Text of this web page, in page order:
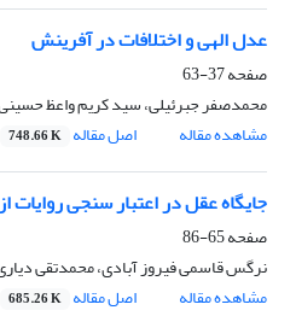
عدل الهی و اختلافات در آفرینش
صفحه37-63
محمدصفر جبرئیلی، سید کریم واعظ
مشاهده مقاله
اصل مقاله 748.66 K
جایگاه عقل در اعتبار سنجی روایات
صفحه65-86
نرگس قاسمی فیروز آبادی، محمدتقی
مشاهده مقاله
اصل مقاله 685.26 K